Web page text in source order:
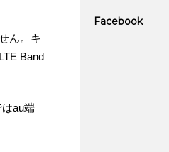
ん。キ
Band
au端
Facebook